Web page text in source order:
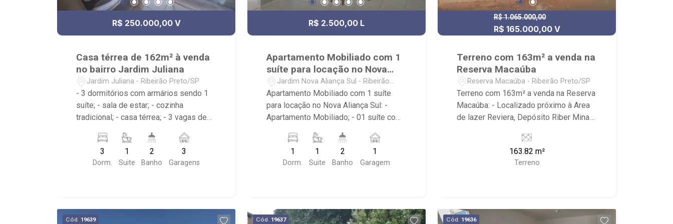
R$ 250.000,00 V
Casa térrea de 162m² à venda
no bairro Jardim Juliana
Jardim Juliana - Ribeirão Preto/SP
- 3 dormitórios com armários sendo 1
suíte; - sala de estar; - cozinha
tradicional; - casa térrea; - 3 vagas de
corredor lateral; - 2 banheiros; -
Próximo ao Supermercado Big Compra,
Av. Alfredo Ravaneli e Av. Henri Nestlé;
3
Dorm.
1
Suite
2
Banho
3
Garagens
R$ 2.500,00 L
Apartamento Mobiliado com 1
suíte para locação no Nova
Aliança Sul
Jardim Nova Aliança Sul - Ribeirão
Preto/SP
Apartamento Mobiliado com 1 suíte
para locação no Nova Aliança Sul: -
Apartamento Mobiliado; - 01 suíte com
banheiros com armário, espelho e box
em vidro; - 01 vaga de garagem; - Sala
dois ambientes; - Cozinha tradicional; -
Pão de Açúcar e academia Pacer.
1
Dorm.
1
Suite
2
Banho
1
Garagem
R$ 1.065.000,00
R$ 165.000,00 V
Terreno com 163m² a venda na
Reserva Macaúba
Reserva Macaúba - Ribeirão Preto/SP
Terreno com 163m² a venda na Reserva
Macaúba: - Localizado próximo à Area
de lazer Reviera, Depósito Riber Minas
Imóveis, referência em venda, compra e
locação. - Sinta-se em casa na Ribeirão
Imóveis, afinal Somos e Vivemos
com foco: Zona Sul, Zona Leste, Centro
163.82 m²
Terreno
Cód. 19639 Cód. 19637 Cód. 19636